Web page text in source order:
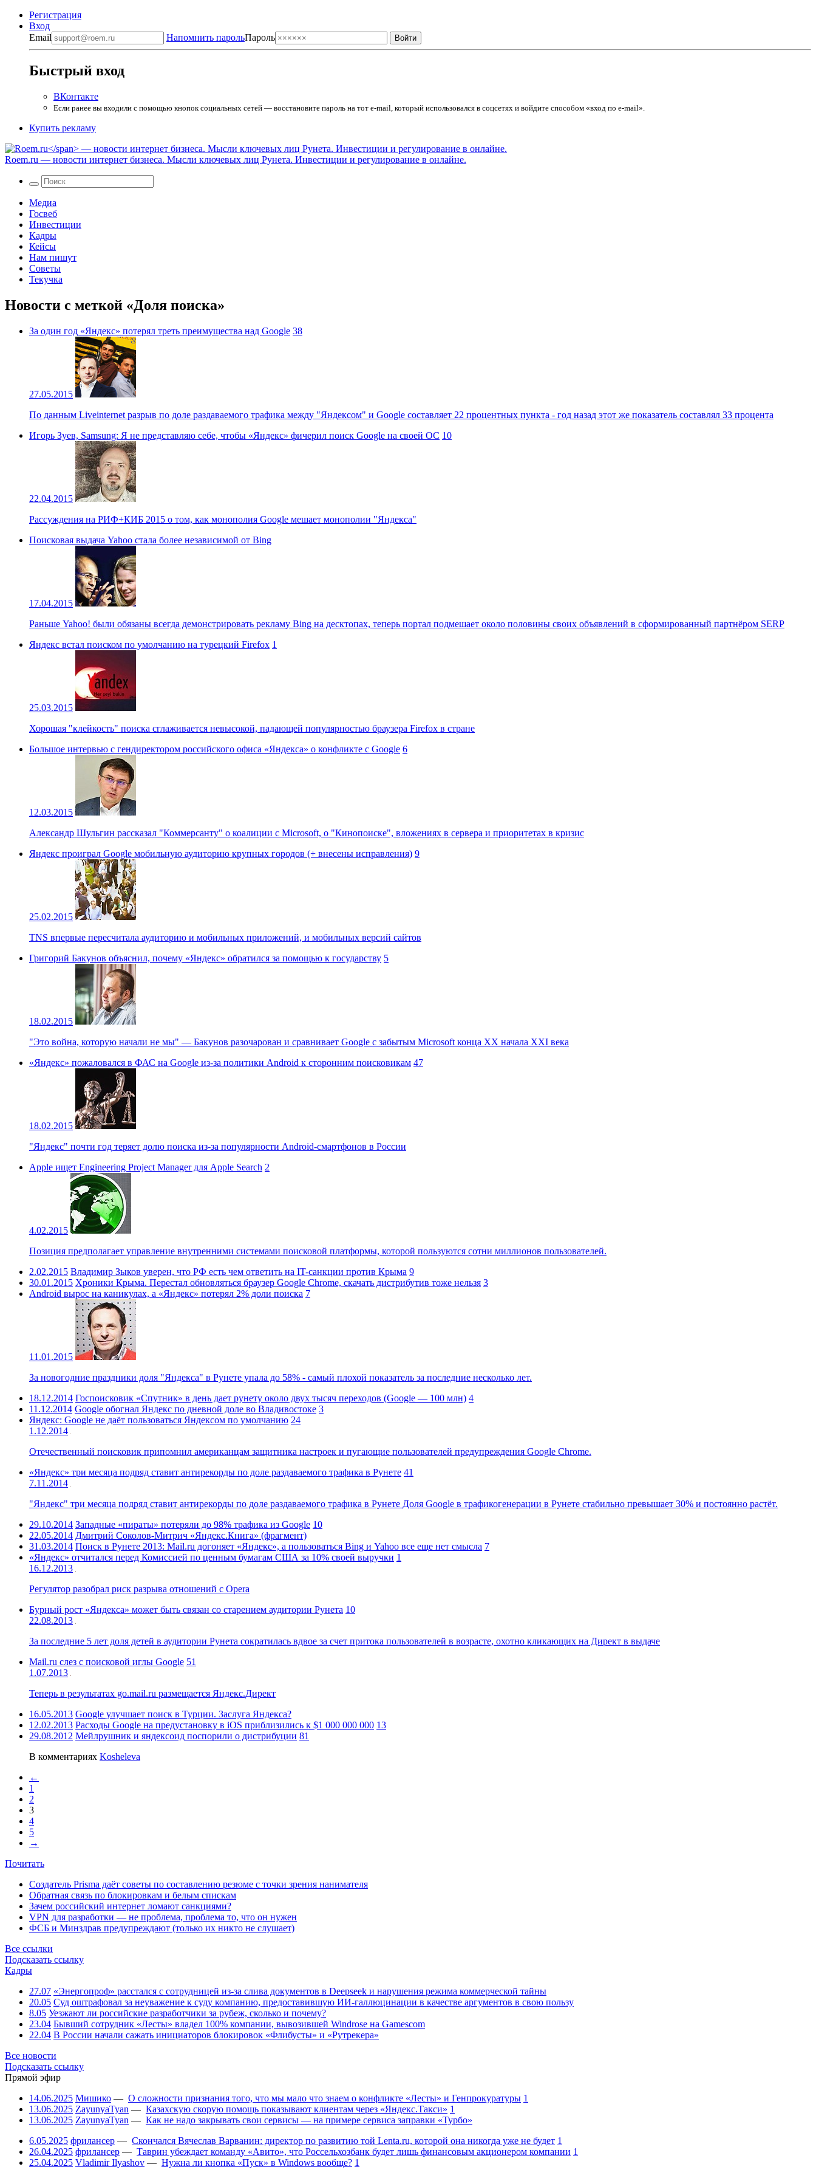
Регистрация
Вход
Email
Напомнить парольПароль
Быстрый вход
ВКонтакте
Если ранее вы входили с помощью кнопок социальных сетей — восстановите пароль на тот e-mail, который использовался в соцсетях и войдите способом «вход по e-mail».
Купить рекламу
Roem.ru — новости интернет бизнеса. Мысли ключевых лиц Рунета. Инвестиции и регулирование в онлайне.
Медиа
Госвеб
Инвестиции
Кадры
Кейсы
Нам пишут
Советы
Текучка
Новости с меткой «Доля поиска»
За один год «Яндекс» потерял треть преимущества над Google 38
27.05.2015
По данным Liveinternet разрыв по доле раздаваемого трафика между "Яндексом" и Google составляет 22 процентных пункта - год назад этот же показатель составлял 33 процента
Игорь Зуев, Samsung: Я не представляю себе, чтобы «Яндекс» фичерил поиск Google на своей ОС 10
22.04.2015
Рассуждения на РИФ+КИБ 2015 о том, как монополия Google мешает монополии "Яндекса"
Поисковая выдача Yahoo стала более независимой от Bing
17.04.2015
Раньше Yahoo! были обязаны всегда демонстрировать рекламу Bing на десктопах, теперь портал подмешает около половины своих объявлений в сформированный партнёром SERP
Яндекс встал поиском по умолчанию на турецкий Firefox 1
25.03.2015
Хорошая "клейкость" поиска сглаживается невысокой, падающей популярностью браузера Firefox в стране
Большое интервью с гендиректором российского офиса «Яндекса» о конфликте с Google 6
12.03.2015
Александр Шульгин рассказал "Коммерсанту" о коалиции с Microsoft, о "Кинопоиске", вложениях в сервера и приоритетах в кризис
Яндекс проиграл Google мобильную аудиторию крупных городов (+ внесены исправления) 9
25.02.2015
TNS впервые пересчитала аудиторию и мобильных приложений, и мобильных версий сайтов
Григорий Бакунов объяснил, почему «Яндекс» обратился за помощью к государству 5
18.02.2015
"Это война, которую начали не мы" — Бакунов разочарован и сравнивает Google с забытым Microsoft конца XX начала XXI века
«Яндекc» пожаловался в ФАС на Google из-за политики Android к сторонним поисковикам 47
18.02.2015
"Яндекс" почти год теряет долю поиска из-за популярности Android-смартфонов в России
Apple ищет Engineering Project Manager для Apple Search 2
4.02.2015
Позиция предполагает управление внутренними системами поисковой платформы, которой пользуются сотни миллионов пользователей.
2.02.2015 Владимир Зыков уверен, что РФ есть чем ответить на IT-санкции против Крыма 9
30.01.2015 Хроники Крыма. Перестал обновляться браузер Google Chrome, скачать дистрибутив тоже нельзя 3
Android вырос на каникулах, а «Яндекс» потерял 2% доли поиска 7
11.01.2015
За новогодние праздники доля "Яндекса" в Рунете упала до 58% - самый плохой показатель за последние несколько лет.
18.12.2014 Госпоисковик «Спутник» в день дает рунету около двух тысяч переходов (Google — 100 млн) 4
11.12.2014 Google обогнал Яндекс по дневной доле во Владивостоке 3
Яндекс: Google не даёт пользоваться Яндексом по умолчанию 24
1.12.2014
Отечественный поисковик припомнил американцам защитника настроек и пугающие пользователей предупреждения Google Chrome.
«Яндекс» три месяца подряд ставит антирекорды по доле раздаваемого трафика в Рунете 41
7.11.2014
"Яндекс" три месяца подряд ставит антирекорды по доле раздаваемого трафика в Рунете Доля Google в трафикогенерации в Рунете стабильно превышает 30% и постоянно растёт.
29.10.2014 Западные «пираты» потеряли до 98% трафика из Google 10
22.05.2014 Дмитрий Соколов-Митрич «Яндекс.Книга» (фрагмент)
31.03.2014 Поиск в Рунете 2013: Mail.ru догоняет «Яндекс», а пользоваться Bing и Yahoo все еще нет смысла 7
«Яндекс» отчитался перед Комиссией по ценным бумагам США за 10% своей выручки 1
16.12.2013
Регулятор разобрал риск разрыва отношений с Opera
Бурный рост «Яндекса» может быть связан со старением аудитории Рунета 10
22.08.2013
За последние 5 лет доля детей в аудитории Рунета сократилась вдвое за счет притока пользователей в возрасте, охотно кликающих на Директ в выдаче
Mail.ru слез с поисковой иглы Google 51
1.07.2013
Теперь в результатах go.mail.ru размещается Яндекс.Директ
16.05.2013 Google улучшает поиск в Турции. Заслуга Яндекса?
12.02.2013 Расходы Google на предустановку в iOS приблизились к $1 000 000 000 13
29.08.2012 Мейлрушник и яндексоид поспорили о дистрибуции 81
В комментариях Kosheleva
←
1
2
3
4
5
→
Почитать
Создатель Prisma даёт советы по составлению резюме с точки зрения нанимателя
Обратная связь по блокировкам и белым спискам
Зачем российский интернет ломают санкциями?
VPN для разработки — не проблема, проблема то, что он нужен
ФСБ и Минздрав предупреждают (только их никто не слушает)
Все ссылки
Подсказать ссылку
Кадры
27.07 «Энергопроф» расстался с сотрудницей из-за слива документов в Deepseek и нарушения режима коммерческой тайны
20.05 Суд оштрафовал за неуважение к суду компанию, предоставившую ИИ-галлюцинации в качестве аргументов в свою пользу
8.05 Уезжают ли российские разработчики за рубеж, сколько и почему?
23.04 Бывший сотрудник «Лесты» владел 100% компании, вывозившей Windrose на Gamescom
22.04 В России начали сажать инициаторов блокировок «Флибусты» и «Рутрекера»
Все новости
Подсказать ссылку
Прямой эфир
14.06.2025 Мишико — О сложности признания того, что мы мало что знаем о конфликте «Лесты» и Генпрокуратуры 1
13.06.2025 ZayunyaTyan — Казахскую скорую помощь показывают клиентам через «Яндекс.Такси» 1
13.06.2025 ZayunyaTyan — Как не надо закрывать свои сервисы — на примере сервиса заправки «Турбо»
6.05.2025 фрилансер — Скончался Вячеслав Варванин: директор по развитию той Lenta.ru, которой она никогда уже не будет 1
26.04.2025 фрилансер — Таврин убеждает команду «Авито», что Россельхозбанк будет лишь финансовым акционером компании 1
25.04.2025 Vladimir Ilyashov — Нужна ли кнопка «Пуск» в Windows вообще? 1